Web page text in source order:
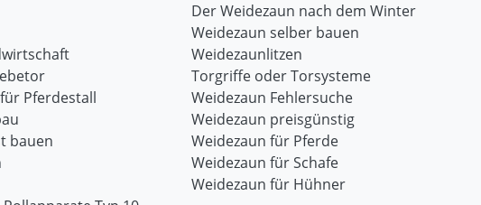
Pferdestall
bauen
Der Weidezaun nach dem Winter
Weidezaun selber bauen
Weidezaunlitzen
Torgriffe oder Torsysteme
Weidezaun Fehlersuche
Weidezaun preisgünstig
Weidezaun für Pferde
Weidezaun für Schafe
Weidezaun für Hühner